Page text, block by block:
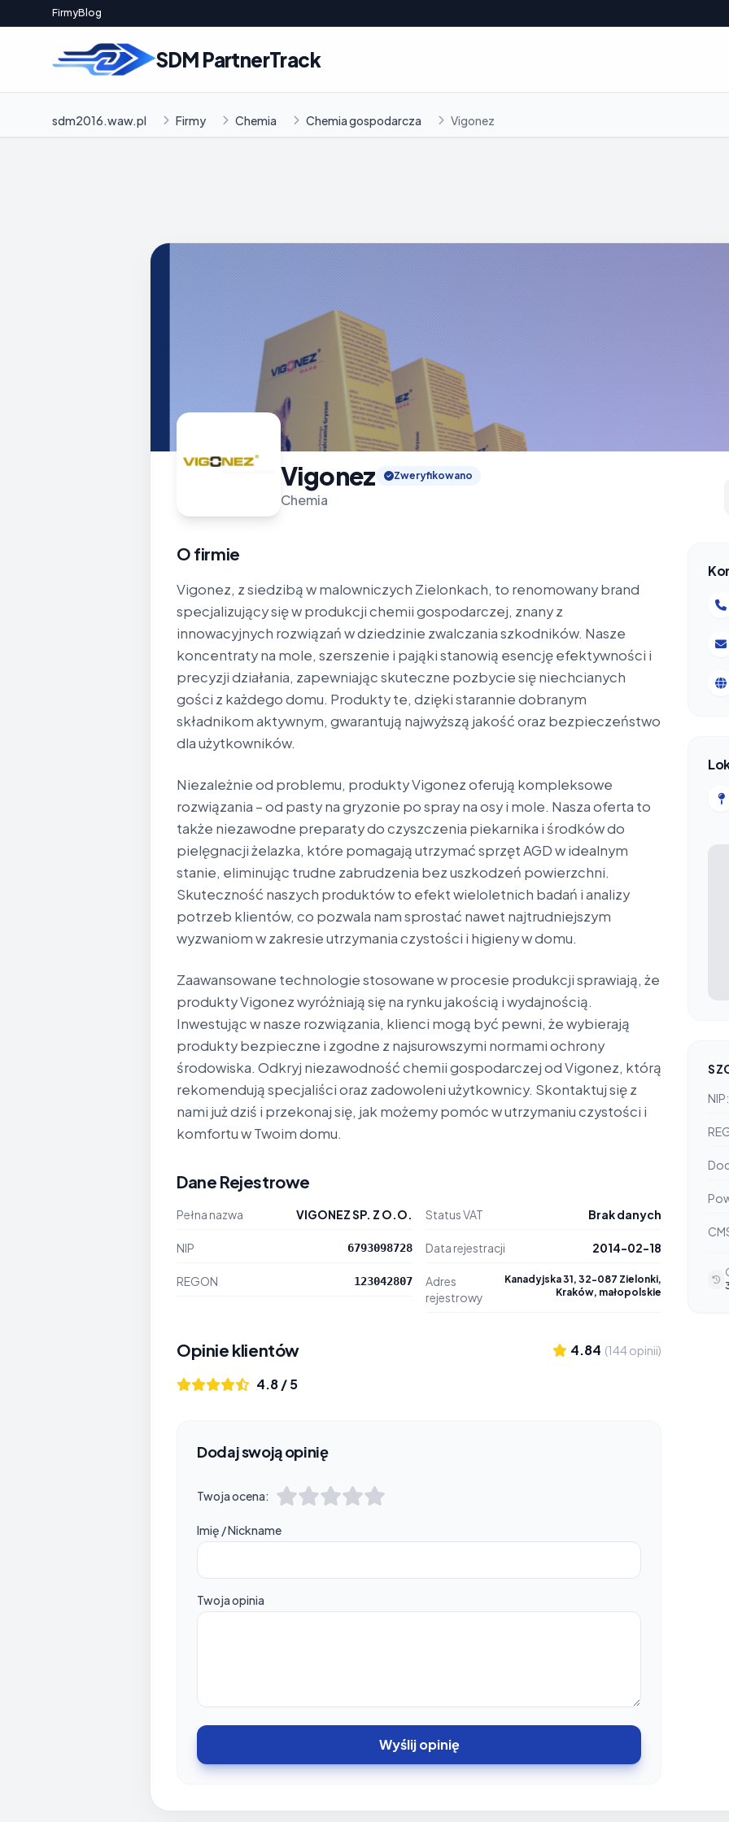
FirmyBlog
SDM PartnerTrack
sdm2016.waw.pl Firmy Chemia Chemia gospodarcza Vigonez
Vigonez Zweryfikowano
Chemia
O firmie
Vigonez, z siedzibą w malowniczych Zielonkach, to renomowany brand
specjalizujący się w produkcji chemii gospodarczej, znany z
innowacyjnych rozwiązań w dziedzinie zwalczania szkodników. Nasze
koncentraty na mole, szerszenie i pająki stanowią esencję efektywności i
precyzji działania, zapewniając skuteczne pozbycie się niechcianych
gości z każdego domu. Produkty te, dzięki starannie dobranym
składnikom aktywnym, gwarantują najwyższą jakość oraz bezpieczeństwo
dla użytkowników.
Niezależnie od problemu, produkty Vigonez oferują kompleksowe
rozwiązania – od pasty na gryzonie po spray na osy i mole. Nasza oferta to
także niezawodne preparaty do czyszczenia piekarnika i środków do
pielęgnacji żelazka, które pomagają utrzymać sprzęt AGD w idealnym
stanie, eliminując trudne zabrudzenia bez uszkodzeń powierzchni.
Skuteczność naszych produktów to efekt wieloletnich badań i analizy
potrzeb klientów, co pozwala nam sprostać nawet najtrudniejszym
wyzwaniom w zakresie utrzymania czystości i higieny w domu.
Zaawansowane technologie stosowane w procesie produkcji sprawiają, że
produkty Vigonez wyróżniają się na rynku jakością i wydajnością.
Inwestując w nasze rozwiązania, klienci mogą być pewni, że wybierają
produkty bezpieczne i zgodne z najsurowszymi normami ochrony
środowiska. Odkryj niezawodność chemii gospodarczej od Vigonez, którą
rekomendują specjaliści oraz zadowoleni użytkownicy. Skontaktuj się z
nami już dziś i przekonaj się, jak możemy pomóc w utrzymaniu czystości i
komfortu w Twoim domu.
Dane Rejestrowe
Pełna nazwa VIGONEZ SP. Z O.O.
NIP 6793098728
REGON 123042807
Status VAT Brak danych
Data rejestracji 2014-02-18
Adres
rejestrowy
Kanadyjska 31, 32-087 Zielonki,
Kraków, małopolskie
Opinie klientów 4.84 (144 opinii)
4.8 / 5
Dodaj swoją opinię
Twoja ocena:
Imię / Nickname
Twoja opinia
Wyślij opinię
NIP: